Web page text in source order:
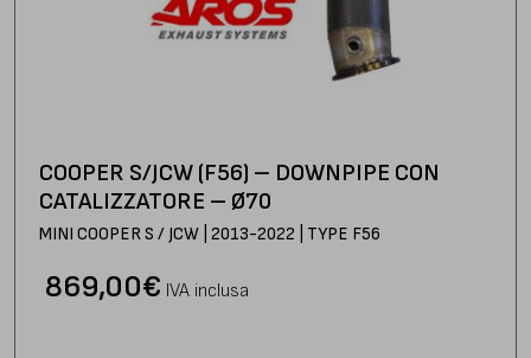
COOPER S/JCW (F56) – DOWNPIPE CON
CATALIZZATORE – Ø70
MINI COOPER S / JCW | 2013-2022 | TYPE F56
€
869,00 IVA inclusa